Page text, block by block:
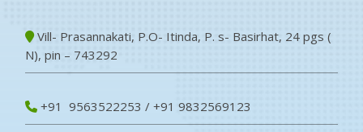
Vill- Prasannakati, P.O- Itinda, P. s- Basirhat, 24 pgs (
N), pin – 743292
+91 9563522253 / +91 9832569123